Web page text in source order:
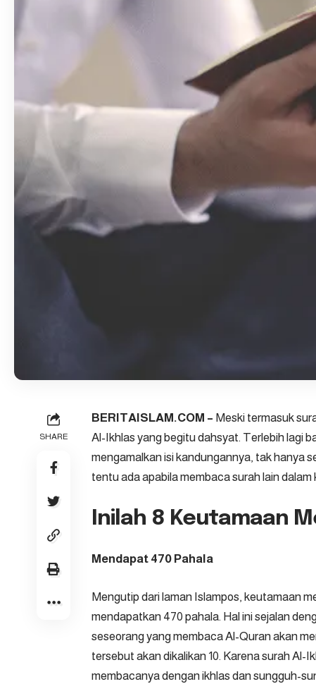
SHARE
BERITAISLAM.COM – Meski termasuk
Al-Ikhlas yang begitu dahsyat. Terlebih lagi
mengamalkan isi kandungannya, tak hanya
tentu ada apabila membaca surah lain dalam
Inilah 8 Keutamaan
Mendapat 470 Pahala
Mengutip dari laman Islampos, keutamaan
mendapatkan 470 pahala. Hal ini sejalan
seseorang yang membaca Al-Quran akan
tersebut akan dikalikan 10. Karena surah Al-
membacanya dengan ikhlas dan sungguh-